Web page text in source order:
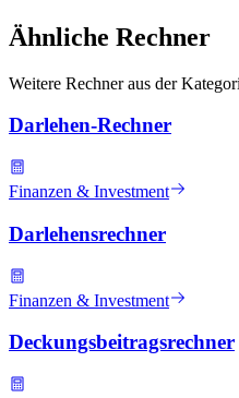
Ähnliche Rechner
Weitere Rechner aus der
Darlehen-Rechner
Finanzen & Investment
Darlehensrechner
Finanzen & Investment
Deckungsbeitragsrechner